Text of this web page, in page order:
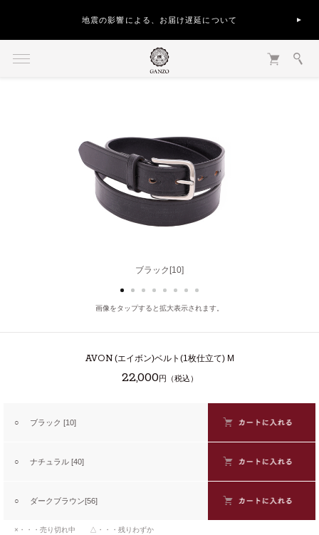
地震の影響による、お届け遅延について
ブラック[10]
ナチュラル[40]
画像をタップすると拡大表示されます。
AVON(エイボン)ベルト(1枚仕立て) M
22,000円（税込）
○ ブラック [10]
○ ナチュラル [40]
○ ダークブラウン[56]
×・・・売り切れ中 △・・・残りわずか